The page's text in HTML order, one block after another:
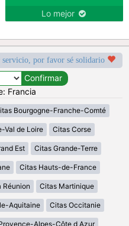
Lo mejor
por favor sé solidario
Francia
Bourgogne-Franche-Comté
Val de Loire Citas Corse
Est Citas Grande-Terre
Citas Hauts-de-France
Réunion Citas Martinique
Aquitaine Citas Occitanie
Alpes-Côte d Azur